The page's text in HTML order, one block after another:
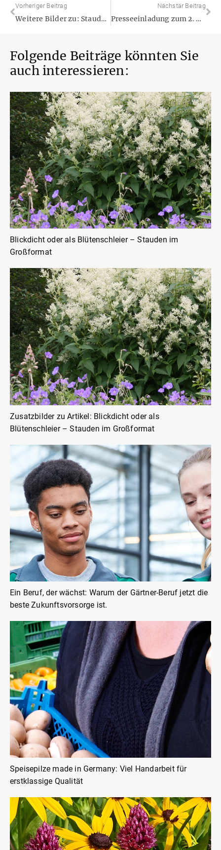
Vorheriger Beitrag
Weitere Bilder zu: Stauden: Attraktive Lückenfüller für Pflanzbeete im Garten
Nächstär Beitrag
Presseeinladung zum 2. Norddeutschen Baumschultag
Folgende Beiträge könnten Sie
auch interessieren:
Blickdicht oder als Blütenschleier – Stauden im
Großformat
Zusatzbilder zu Artikel: Blickdicht oder als
Blütenschleier – Stauden im Großformat
Ein Beruf, der wächst: Warum der Gärtner-Beruf jetzt die
beste Zukunftsvorsorge ist.
Speisepilze made in Germany: Viel Handarbeit für
erstklassige Qualität